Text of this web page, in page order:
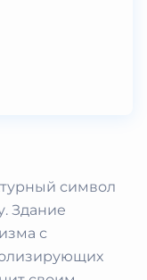
символ
Здание
с